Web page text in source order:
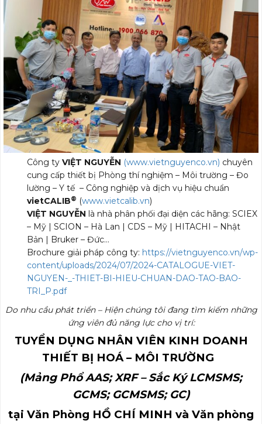
Công ty VIỆT NGUYỄN (www.vietnguyenco.vn) chuyên
cung cấp thiết bị Phòng thí nghiệm – Môi trường – Đo
lường – Y tế – Công nghiệp và dịch vụ hiệu chuẩn
vietCALIB® (www.vietcalib.vn)
VIỆT NGUYỄN là nhà phân phối đại diện các hãng: SCIEX
– Mỹ | SCION – Hà Lan | CDS – Mỹ | HITACHI – Nhật
Bản | Bruker – Đức…
Brochure giải pháp công ty: https://vietnguyenco.vn/wp-
content/uploads/2024/07/2024-CATALOGUE-VIET-
NGUYEN-_-THIET-BI-HIEU-CHUAN-DAO-TAO-BAO-
TRI_P.pdf
Do nhu cầu phát triển – Hiện chúng tôi đang tìm kiếm những
ứng viên đủ năng lực cho vị trí:
TUYỂN DỤNG NHÂN VIÊN KINH DOANH
THIẾT BỊ HOÁ – MÔI TRƯỜNG
(Mảng PhổAAS; XRF– Sắc KýLCMSMS;
GCMS; GCMSMS; GC)
tại Văn Phòng HỒ CHÍ MINH và Văn phòng